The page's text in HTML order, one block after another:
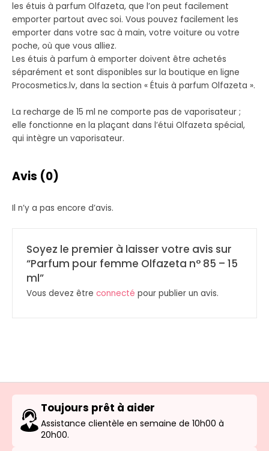
les étuis à parfum Olfazeta, que l’on peut facilement
emporter partout avec soi. Vous pouvez facilement les
emporter dans votre sac à main, votre voiture ou votre
poche, où que vous alliez.
Les étuis à parfum à emporter doivent être achetés
séparément et sont disponibles sur la boutique en ligne
Procosmetics.lv, dans la section « Étuis à parfum Olfazeta ».
La recharge de 15 ml ne comporte pas de vaporisateur ;
elle fonctionne en la plaçant dans l’étui Olfazeta spécial,
qui intègre un vaporisateur.
Avis (0)
Il n’y a pas encore d’avis.
Soyez le premier à laisser votre avis sur
“Parfum pour femme Olfazeta n° 85 – 15
ml”
Vous devez être connecté pour publier un avis.
Toujours prêt à aider
Assistance clientèle en semaine de 10h00 à
20h00.